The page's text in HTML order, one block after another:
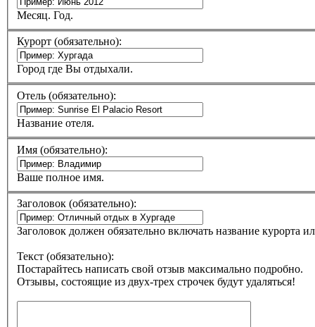
Месяц. Год.
Курорт (обязательно):
Город где Вы отдыхали.
Отель (обязательно):
Название отеля.
Имя (обязательно):
Ваше полное имя.
Заголовок (обязательно):
Заголовок должен обязательно включать название курорта
Текст (обязательно):
Постарайтесь написать свой отзыв максимально подробно.
Отзывы, состоящие из двух-трех строчек будут удаляться!